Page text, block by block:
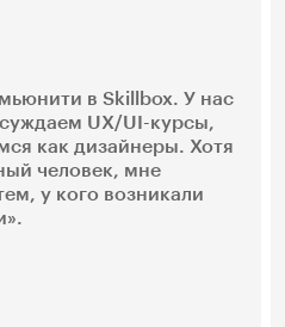
в Skillbox. У нас
UX/UI-курсы,
как дизайнеры. Хотя
человек, мне
у кого возникали